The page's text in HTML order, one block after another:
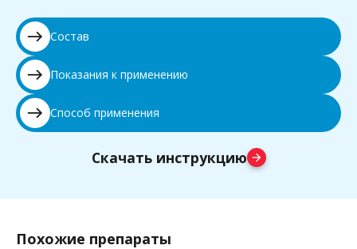
east Состав
east Показания к применению
east Способ применения
Скачать инструкцию arrow_forward
Похожие препараты